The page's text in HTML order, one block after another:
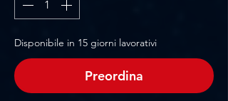
Disponibile in 15 giorni lavorativi
Preordina